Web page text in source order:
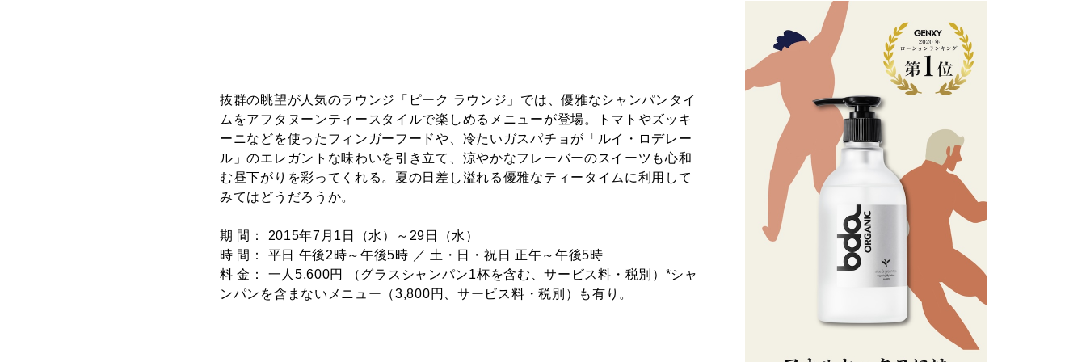
抜群の眺望が人気のラウンジ「ピーク ラウンジ」では、優雅なシャンパンタイ
ムをアフタヌーンティースタイルで楽しめるメニューが登場。トマトやズッキ
ーニなどを使ったフィンガーフードや、冷たいガスパチョが「ルイ・ロデレー
ル」のエレガントな味わいを引き立て、涼やかなフレーバーのスイーツも心和
む昼下がりを彩ってくれる。夏の日差し溢れる優雅なティータイムに利用して
みてはどうだろうか。
期 間： 2015年7月1日（水）～29日（水）
時 間： 平日 午後2時～午後5時 ／ 土・日・祝日 正午～午後5時
料 金： 一人5,600円 （グラスシャンパン1杯を含む、サービス料・税別）*シャ
ンパンを含まないメニュー（3,800円、サービス料・税別）も有り。